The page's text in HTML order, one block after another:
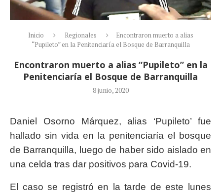
Inicio Regionales
Encontraron muerto a alias
“Pupileto” en la Penitenciaría el Bosque de Barranquilla
Encontraron muerto a alias “Pupileto” en la
Penitenciaría el Bosque de Barranquilla
8 junio, 2020
Daniel Osorno Márquez, alias ‘Pupileto’ fue
hallado sin vida en la penitenciaría el bosque
de Barranquilla, luego de haber sido aislado en
una celda tras dar positivos para Covid-19.
El caso se registró en la tarde de este lunes